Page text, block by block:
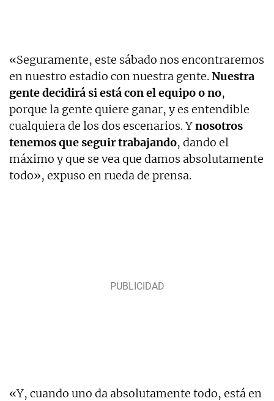
«Seguramente, este sábado nos encontraremos
en nuestro estadio con nuestra gente.Nuestra
gente decidirá si está con el equipo o no,
porque la gente quiere ganar, y es entendible
cualquiera de los dos escenarios. Ynosotros
tenemos que seguir trabajando, dando el
máximo y que se vea que damos absolutamente
todo», expuso en rueda de prensa.
«Y, cuando uno da absolutamente todo, está en